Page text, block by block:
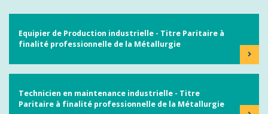
Equipier de Production industrielle - Titre Paritaire à
finalité professionnelle de la Métallurgie
Technicien en maintenance industrielle - Titre
Paritaire à finalité professionnelle de la Métallurgie